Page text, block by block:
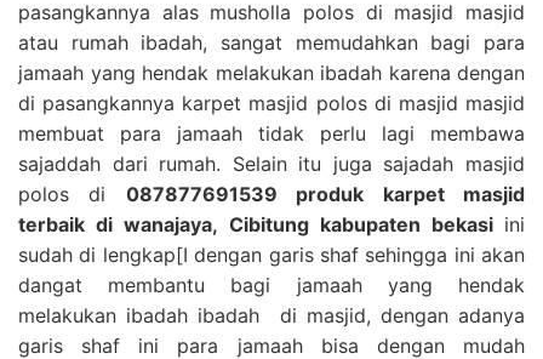
pasangkannya alas musholla polos di masjid masjid
atau rumah ibadah, sangat memudahkan bagi para
jamaah yang hendak melakukan ibadah karena dengan
di pasangkannya karpet masjid polos di masjid masjid
membuat para jamaah tidak perlu lagi membawa
sajaddah dari rumah. Selain itu juga sajadah masjid
polos di 087877691539 produk karpet masjid
terbaik di wanajaya, Cibitung kabupaten bekasi ini
sudah di lengkap[I dengan garis shaf sehingga ini akan
dangat membantu bagi jamaah yang hendak
melakukan ibadah ibadah di masjid, dengan adanya
garis shaf ini para jamaah bisa dengan mudah